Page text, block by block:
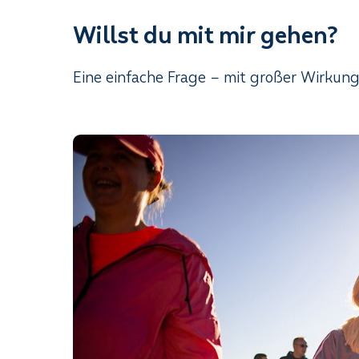
Willst du mit mir gehen?
Eine einfache Frage – mit großer